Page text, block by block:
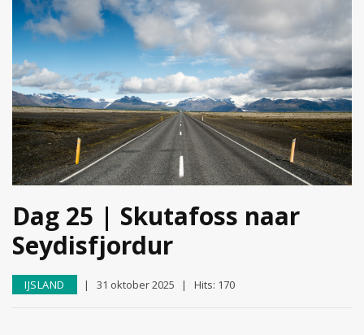
Dag 25 | Skutafoss naar
Seydisfjordur
IJSLAND 31 oktober 2025 Hits: 170